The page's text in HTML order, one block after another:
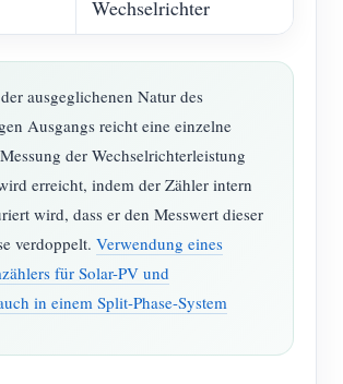
Wechselrichter
ausgeglichenen Natur des
Ausgangs reicht eine einzelne
der Wechselrichterleistung
erreicht, indem der Zähler intern
wird, dass er den Messwert dieser
verdoppelt. Verwendung eines
für Solar-PV und
in einem Split-Phase-System